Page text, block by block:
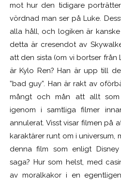
mot hur den tidigare
vördnad man ser på Luke.
alla håll, och logiken är
detta är cresendot av
att den sista (om vi bortser från
är Kylo Ren? Han är upp till
”bad guy”. Han är rakt av
mångt och mån att allt
igenom i samtliga filmer
annulerat. Visst visar filmen på
karaktärer runt om i universum,
denna film som enligt
saga? Hur som helst, med
av moralkakor i en